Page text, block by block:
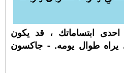
ابتساماتك ، قد يكون
يراه طوال يومه. - جاكسون